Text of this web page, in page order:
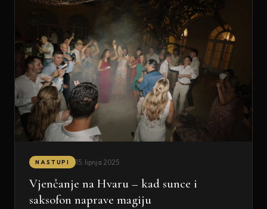
NASTUPI 15. lipnja 2025.
Vjenčanje na Hvaru – kad sunce i
saksofon naprave magiju